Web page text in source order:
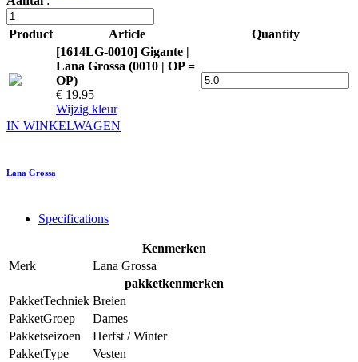
Product Article
Quantity
[1614LG-0010] Gigante |
Lana Grossa (0010 | OP =
OP)
€ 19.95
Wijzig kleur
IN WINKELWAGEN
Lana Grossa
Specifications
Kenmerken
Merk
Lana Grossa
pakketkenmerken
PakketTechniek Breien
PakketGroep
Dames
Pakketseizoen
Herfst / Winter
PakketType
Vesten